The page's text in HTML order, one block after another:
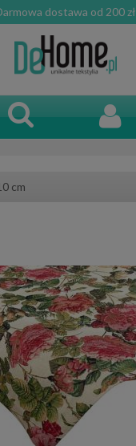
dostawa od 200 zł
cm